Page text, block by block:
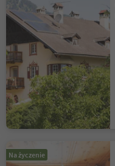
Na życzenie